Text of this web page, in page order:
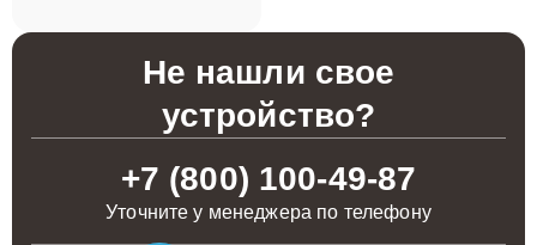
Не нашли свое
устройство?
+7 (800) 100-49-87
Уточните у менеджера по телефону